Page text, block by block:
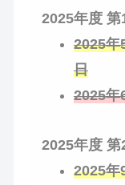
2025年度
2025年
日
2025年
2025年度
2025年